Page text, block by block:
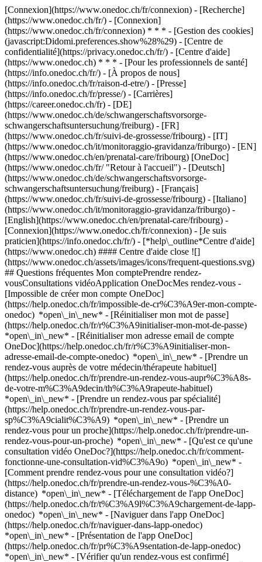
[Connexion](https://www.onedoc.ch/fr/connexion) - [Recherche]
(https://www.onedoc.ch/fr/) - [Connexion]
(https://www.onedoc.ch/fr/connexion) * * * - [Gestion des cookies]
(javascript:Didomi.preferences.show%28%29) - [Centre de
confidentialité](https://privacy.onedoc.ch/fr/) - [Centre d'aide]
(https://www.onedoc.ch) * * * - [Pour les professionnels de santé]
(https://info.onedoc.ch/fr/) - [À propos de nous]
(https://info.onedoc.ch/fr/raison-d-etre/) - [Presse]
(https://info.onedoc.ch/fr/presse/) - [Carrières]
(https://career.onedoc.ch/fr) - [DE]
(https://www.onedoc.ch/de/schwangerschaftsvorsorge-
schwangerschaftsuntersuchung/freiburg) - [FR]
(https://www.onedoc.ch/fr/suivi-de-grossesse/fribourg) - [IT]
(https://www.onedoc.ch/it/monitoraggio-gravidanza/friburgo) - [EN]
(https://www.onedoc.ch/en/prenatal-care/fribourg) [OneDoc]
(https://www.onedoc.ch/fr/ "Retour à l'accueil") - [Deutsch]
(https://www.onedoc.ch/de/schwangerschaftsvorsorge-
schwangerschaftsuntersuchung/freiburg) - [Français]
(https://www.onedoc.ch/fr/suivi-de-grossesse/fribourg) - [Italiano]
(https://www.onedoc.ch/it/monitoraggio-gravidanza/friburgo) -
[English](https://www.onedoc.ch/en/prenatal-care/fribourg) -
[Connexion](https://www.onedoc.ch/fr/connexion) - [Je suis
praticien](https://info.onedoc.ch/fr/) - [*help\_outline*Centre d'aide]
(https://www.onedoc.ch) #### Centre d'aide close ![]
(https://www.onedoc.ch/assets/images/icons/frequent-questions.svg)
## Questions fréquentes Mon comptePrendre rendez-
vousConsultations vidéoApplication OneDocMes rendez-vous -
[Impossible de créer mon compte OneDoc]
(https://help.onedoc.ch/fr/impossible-de-cr%C3%A9er-mon-compte-
onedoc) *open\_in\_new* - [Réinitialiser mon mot de passe]
(https://help.onedoc.ch/fr/r%C3%A9initialiser-mon-mot-de-passe)
*open\_in\_new* - [Réinitialiser mon adresse email de compte
OneDoc](https://help.onedoc.ch/fr/r%C3%A9initialiser-mon-
adresse-email-de-compte-onedoc) *open\_in\_new* - [Prendre un
rendez-vous auprès de votre médecin/thérapeute habituel]
(https://help.onedoc.ch/fr/prendre-un-rendez-vous-aupr%C3%A8s-
de-votre-m%C3%A9decin/th%C3%A9rapeute-habituel)
*open\_in\_new* - [Prendre un rendez-vous par spécialité]
(https://help.onedoc.ch/fr/prendre-un-rendez-vous-par-
sp%C3%A9cialit%C3%A9) *open\_in\_new* - [Prendre un
rendez-vous pour un proche](https://help.onedoc.ch/fr/prendre-un-
rendez-vous-pour-un-proche) *open\_in\_new* - [Qu'est ce qu'une
consultation vidéo OneDoc?](https://help.onedoc.ch/fr/comment-
fonctionne-une-consultation-vid%C3%A9o) *open\_in\_new* -
[Comment prendre rendez-vous pour une consultation vidéo?]
(https://help.onedoc.ch/fr/prendre-un-rendez-vous-%C3%A0-
distance) *open\_in\_new* - [Téléchargement de l'app OneDoc]
(https://help.onedoc.ch/fr/t%C3%A9l%C3%A9chargement-de-lapp-
onedoc) *open\_in\_new* - [Naviguer dans l'app OneDoc]
(https://help.onedoc.ch/fr/naviguer-dans-lapp-onedoc)
*open\_in\_new* - [Présentation de l'app OneDoc]
(https://help.onedoc.ch/fr/pr%C3%A9sentation-de-lapp-onedoc)
*open\_in\_new* - [Vérifier qu'un rendez-vous est confirmé](https://help.onedoc.ch/fr/v%C3%A9rifier-quun-rendez-vous-est-confirm%C3%A9) *open\_in\_new* - [Annuler un rendez-vous pris en ligne sur OneDoc](https://help.onedoc.ch/fr/annuler-un-rendez-vous-pris-en-ligne-sur-onedoc) *open\_in\_new* - [Je ne reçois pas de confirmation de rendez-vous](https://help.onedoc.ch/fr/je-ne-re%C3%A7ois-pas-de-confirmation-de-rendez-vous) *open\_in\_new* [Voir tous nos articles *open\_in\_new*](https://help.onedoc.ch/fr/) close ## Modifier votre recherche ![Maison avec un signe plus annonçant qu’une consultation peut être effectuée sur place](https://www.onedoc.ch/assets/images/icons/on-site.svg) Sur place ![Caméra avec un symbole lecture annonçant qu’une consultation peut être effectuée à distance en vidéo](https://www.onedoc.ch/assets/images/icons/remote.svg) À distance Rechercher #### Spécialités #### Praticiens #### Établissements edit Suivi de grossesse à Fribourg tune Filtrer par Nouveaux patients*keyboard\_arrow\_down* - Acceptés*check\_circle* Langue parlée*keyboard\_arrow\_down* - Allemand*check\_circle* - Anglais*check\_circle* - Espagnol*check\_circle* - Français*check\_circle* - Grec*check\_circle* - Italien*check\_circle* - Néerlandais*check\_circle* - Portugais*check\_circle* - Vietnamien*check\_circle* Sexe*keyboard\_arrow\_down* - Femme*check\_circle* - Homme*check\_circle* Réseau*keyboard\_arrow\_down* - Hirslanden*check\_circle* - ASCA*check\_circle* - RME*check\_circle* Disponibilité*keyboard\_arrow\_down* - Disponible aujourdhui*check\_circle* - Dans les 3 prochains jours*check\_circle* - Dans les 7 prochains jours*check\_circle* - Dans les 14 prochains jours*check\_circle* # __Suivi de grossesse__ à __Fribourg__: prenez rendez-vous en ligne aujourd'hui ## 10 résultats à Fribourg [![Dr. Lucia Cilleruelo Garcia, gynécologue obstétricienne à Fribourg](https://assets.onedoc.ch/images/users/d50d0ac2fe9e96a9a9a8bb03f2e5372b015319d078ce39b3db22f3fc2331d179-small.jpg "Dr. Lucia Cilleruelo Garcia, gynécologue obstétricienne à Fribourg")](https://www.onedoc.ch/fr/gynecologue-obstetricienne/fribourg/pc4f7/dr-lucia-cilleruelo-garcia) ### [Dr. Lucia Cilleruelo Garcia](https://www.onedoc.ch/fr/gynecologue-obstetricienne/fribourg/pc4f7/dr-lucia-cilleruelo-garcia) ![Badge indiquant un profil vérifié](https://www.onedoc.ch/assets/images/icons/checkmark.svg) [Gynécologue obstétricienne](https://www.onedoc.ch/fr/gynecologue-obstetricien/fribourg) [Cabinet de la Docteur Tan](https://www.onedoc.ch/fr/cabinet-medical/fribourg/ebcwa/cabinet-de-la-docteur-tan) Grand-Places 16 1700 Fribourg ![Icône patient avec un signe plus annonçant que le professionnel accepte de nouveaux patients](https://www.onedoc.ch/assets/images/icons/new-patients.svg)Accepte les nouveaux patients [Réserver un RDV](https://www.onedoc.ch/fr/gynecologue-obstetricienne/fribourg/pc4f7/dr-lucia-cilleruelo-garcia) Expertises: Suivi de grossesse, [Allaitement](https://www.onedoc.ch/fr/allaitement/fribourg), [Bilan hormonal](https://www.onedoc.ch/fr/bilan-hormonal/fribourg), [Échographie prénatale](https://www.onedoc.ch/fr/echographie-prenatale/fribourg), [Endométriose](https://www.onedoc.ch/fr/endometriose/fribourg), [Infertilité](https://www.onedoc.ch/fr/infertilite/fribourg), [Ménopause](https://www.onedoc.ch/fr/menopause/fribourg), [Stérilet](https://www.onedoc.ch/fr/sterilet/fribourg), [Colposcopie](https://www.onedoc.ch/fr/colposcopie/fribourg)Voir plus *chevron\_left* lun. 03 août *chevron\_right* Voir plus de rendez-vous *error\_outline* Une erreur s'est produite lors du chargement des disponibilités [Réessayer](https://www.onedoc.ch) Expertises: Suivi de grossesse, [Allaitement](https://www.onedoc.ch/fr/allaitement/fribourg), [Bilan hormonal](https://www.onedoc.ch/fr/bilan-hormonal/fribourg), [Échographie prénatale](https://www.onedoc.ch/fr/echographie-prenatale/fribourg), [Endométriose](https://www.onedoc.ch/fr/endometriose/fribourg), [Infertilité](https://www.onedoc.ch/fr/infertilite/fribourg), [Ménopause](https://www.onedoc.ch/fr/menopause/fribourg), [Stérilet](https://www.onedoc.ch/fr/sterilet/fribourg), [Colposcopie](https://www.onedoc.ch/fr/colposcopie/fribourg)Voir plus [![Dr. Rosália Cubal Pena, gynécologue obstétricienne à Fribourg](https://assets.onedoc.ch/images/users/fdd4436c7eddc333ed971549c47f3d6b38d55cabc6430ff60c187cfe8a557c00-small.jpg "Dr. Rosália Cubal Pena, gynécologue obstétricienne à Fribourg")](https://www.onedoc.ch/fr/gynecologue-obstetricienne/fribourg/pcmk3/dr-rosalia-cubal-pena) ### [Dr. Rosália Cubal Pena](https://www.onedoc.ch/fr/gynecologue-obstetricienne/fribourg/pcmk3/dr-rosalia-cubal-pena) ![Badge indiquant un profil vérifié](https://www.onedoc.ch/assets/images/icons/checkmark.svg) [Gynécologue obstétricienne](https://www.onedoc.ch/fr/gynecologue-obstetricien/fribourg) [point f - Centre médical de la femme](https://www.onedoc.ch/fr/cabinet-medical/fribourg/e7w4/point-f-centre-medical-de-la-femme) Rue Hans-Geiler 6 1700 Fribourg ![Icône patient avec un signe plus annonçant que le professionnel accepte de nouveaux patients](https://www.onedoc.ch/assets/images/icons/new-patients.svg)Accepte les nouveaux patients [Réserver un RDV](https://www.onedoc.ch/fr/gynecologue-obstetricienne/fribourg/pcmk3/dr-rosalia-cubal-pena) Expertises: Suivi de grossesse, [Contraception](https://www.onedoc.ch/fr/contraception/fribourg), [Ménopause](https://www.onedoc.ch/fr/menopause/fribourg), [Colposcopie](https://www.onedoc.ch/fr/colposcopie/fribourg), [Dépistage du HPV | Frottis](https://www.onedoc.ch/fr/depistage-du-hpv-frottis/fribourg), [Stérilet](https://www.onedoc.ch/fr/sterilet/fribourg), [Urgence gynécologique](https://www.onedoc.ch/fr/urgence-gynecologique/fribourg), [Infertilité](https://www.onedoc.ch/fr/infertilite/fribourg), [Endométriose](https://www.onedoc.ch/fr/endometriose/fribourg), [Gynécologie de l’enfant | Gynécologie de l’adolescente](https://www.onedoc.ch/fr/gynecologie-de-l-enfant-gynecologie-de-l-adolescente/fribourg)Voir plus *chevron\_left* lun. 03 août *chevron\_right* Voir plus de rendez-vous *error\_outline* Une erreur s'est produite lors du chargement des disponibilités [Réessayer](https://www.onedoc.ch) Expertises: Suivi de grossesse, [Contraception](https://www.onedoc.ch/fr/contraception/fribourg), [Ménopause](https://www.onedoc.ch/fr/menopause/fribourg), [Colposcopie](https://www.onedoc.ch/fr/colposcopie/fribourg), [Dépistage du HPV | Frottis](https://www.onedoc.ch/fr/depistage-du-hpv-frottis/fribourg), [Stérilet](https://www.onedoc.ch/fr/sterilet/fribourg), [Urgence gynécologique](https://www.onedoc.ch/fr/urgence-gynecologique/fribourg), [Infertilité](https://www.onedoc.ch/fr/infertilite/fribourg), [Endométriose](https://www.onedoc.ch/fr/endometriose/fribourg), [Gynécologie de l’enfant | Gynécologie de l’adolescente](https://www.onedoc.ch/fr/gynecologie-de-l-enfant-gynecologie-de-l-adolescente/fribourg)Voir plus [![Dr. Zemzem Tan, gynécologue obstétricienne à Fribourg](https://www.onedoc.ch/assets/images/female.png "Dr. Zemzem Tan, gynécologue obstétricienne à Fribourg")](https://www.onedoc.ch/fr/gynecologue-obstetricienne/fribourg/pcw0d/dr-zemzem-tan) ### [Dr. Zemzem Tan](https://www.onedoc.ch/fr/gynecologue-obstetricienne/fribourg/pcw0d/dr-zemzem-tan) [Gynécologue obstétricienne](https://www.onedoc.ch/fr/gynecologue-obstetricien/fribourg) [Cabinet de la Docteur Tan](https://www.onedoc.ch/fr/cabinet-medical/fribourg/ebcwa/cabinet-de-la-docteur-tan) Grand-Places 16 1700 Fribourg ![Icône patient avec un signe moins annonçant que le professionnel n’accepte pas de nouveaux patients](https://www.onedoc.ch/assets/images/icons/no-new-patients.svg)N'accepte pas de nouveaux patients [Réserver un RDV](https://www.onedoc.ch/fr/gynecologue-obstetricienne/fribourg/pcw0d/dr-zemzem-tan) Expertises: Suivi de grossesse, [Insémination artificielle](https://www.onedoc.ch/fr/insemination-artificielle/fribourg), [Bilan hormonal](https://www.onedoc.ch/fr/bilan-hormonal/fribourg), [Échographie prénatale](https://www.onedoc.ch/fr/echographie-prenatale/fribourg), [Mesure du taux de fer | Ferritine](https://www.onedoc.ch/fr/mesure-du-taux-de-fer-ferritine/fribourg), [Procréation médicalement assistée | PMA](https://www.onedoc.ch/fr/procreation-medicalement-assistee-pma/fribourg), [Stérilet](https://www.onedoc.ch/fr/sterilet/fribourg), [Maladies Sexuellement Transmissibles | Infections Sexuellement Transmissibles (MST/IST)](https://www.onedoc.ch/fr/maladies-sexuellement-transmissibles-infections-sexuellement-transmissibles-mst-ist/fribourg), [Colposcopie](https://www.onedoc.ch/fr/colposcopie/fribourg)Voir plus *chevron\_left* lun. 03 août *chevron\_right* Voir plus de rendez-vous *error\_outline* Une erreur s'est produite lors du chargement des disponibilités [Réessayer](https://www.onedoc.ch) Expertises: Suivi de grossesse, [Insémination artificielle](https://www.onedoc.ch/fr/insemination-artificielle/fribourg), [Bilan hormonal](https://www.onedoc.ch/fr/bilan-hormonal/fribourg), [Échographie prénatale](https://www.onedoc.ch/fr/echographie-prenatale/fribourg), [Mesure du taux de fer | Ferritine](https://www.onedoc.ch/fr/mesure-du-taux-de-fer-ferritine/fribourg), [Procréation médicalement assistée | PMA](https://www.onedoc.ch/fr/procreation-medicalement-assistee-pma/fribourg), [Stérilet](https://www.onedoc.ch/fr/sterilet/fribourg), [Maladies Sexuellement Transmissibles | Infections Sexuellement Transmissibles (MST/IST)](https://www.onedoc.ch/fr/maladies-sexuellement-transmissibles-infections-sexuellement-transmissibles-mst-ist/fribourg), [Colposcopie](https://www.onedoc.ch/fr/colposcopie/fribourg)Voir plus [![Mme Thaïs Madec, thérapeute de couple à Fribourg](https://assets.onedoc.ch/images/users/4c3694e3f5faec9bb03e012133ed7945bec375ddc6947c5190c2992765ccbe84-small.jpg "Mme Thaïs Madec, thérapeute de couple à Fribourg")](https://www.onedoc.ch/fr/therapeute-de-cou